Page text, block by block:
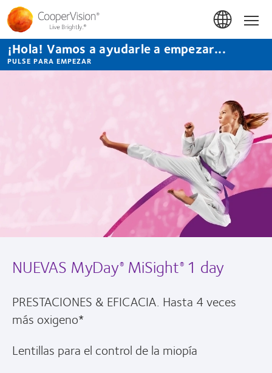
Pasar
contenido
principal
¡Hola! Vamos a ayudarle a empezar...
PULSE PARA EMPEZAR
NUEVAS MyDay®MiSight®1 day
PRESTACIONES & EFICACIA. Hasta 4 veces
más oxigeno*
Lentillas para el control de la miopía